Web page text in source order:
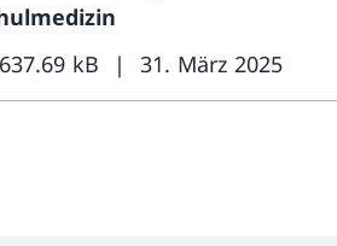
637.69 kB 31. März 2025